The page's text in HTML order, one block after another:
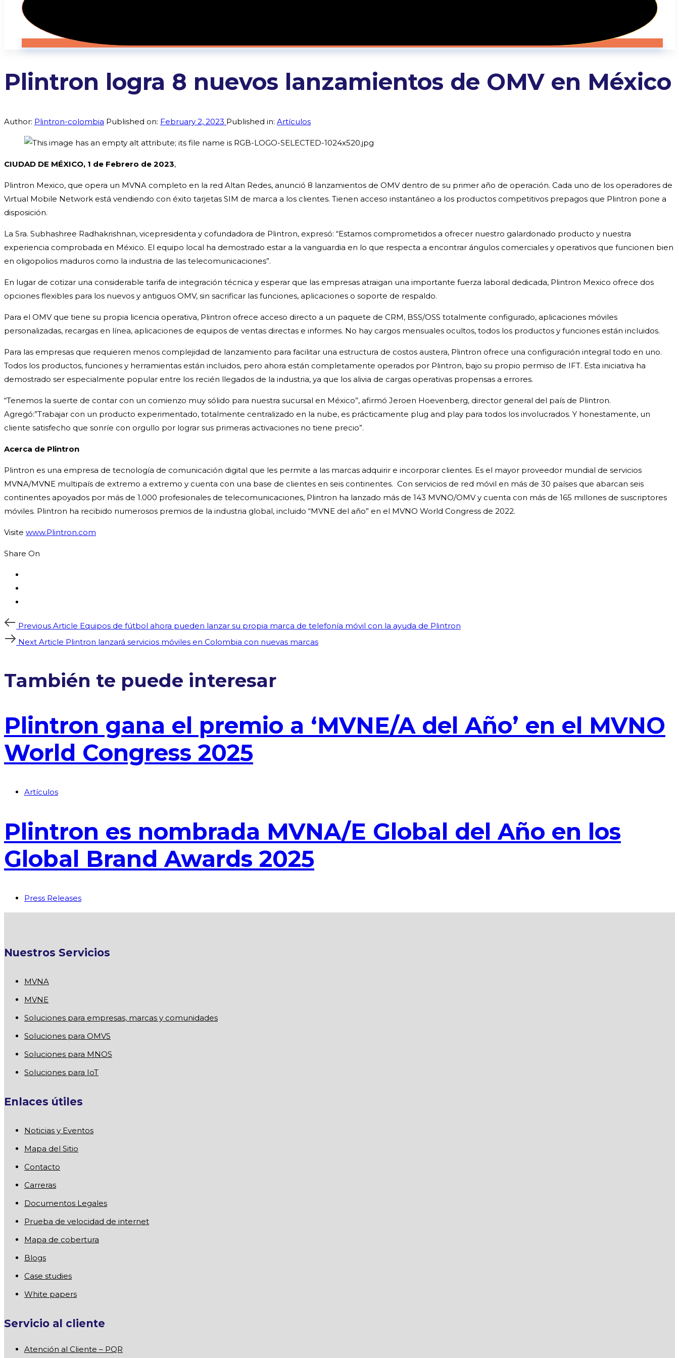
Plintron logra 8 nuevos lanzamientos de OMV en México
Author: Plintron-colombia Published on: February 2, 2023 Published in: Artículos
CIUDAD DE MÉXICO, 1 de Febrero de 2023,
Plintron Mexico, que opera un MVNA completo en la red Altan Redes, anunció 8 lanzamientos de OMV dentro de su primer año de operación. Cada uno de los operadores de
Virtual Mobile Network está vendiendo con éxito tarjetas SIM de marca a los clientes. Tienen acceso instantáneo a los productos competitivos prepagos que Plintron pone a
disposición.
La Sra. Subhashree Radhakrishnan, vicepresidenta y cofundadora de Plintron, expresó: “Estamos comprometidos a ofrecer nuestro galardonado producto y nuestra
experiencia comprobada en México. El equipo local ha demostrado estar a la vanguardia en lo que respecta a encontrar ángulos comerciales y operativos que funcionen bien
en oligopolios maduros como la industria de las telecomunicaciones”.
En lugar de cotizar una considerable tarifa de integración técnica y esperar que las empresas atraigan una importante fuerza laboral dedicada, Plintron Mexico ofrece dos
opciones flexibles para los nuevos y antiguos OMV, sin sacrificar las funciones, aplicaciones o soporte de respaldo.
Para el OMV que tiene su propia licencia operativa, Plintron ofrece acceso directo a un paquete de CRM, BSS/OSS totalmente configurado, aplicaciones móviles
personalizadas, recargas en línea, aplicaciones de equipos de ventas directas e informes. No hay cargos mensuales ocultos, todos los productos y funciones están incluidos.
Para las empresas que requieren menos complejidad de lanzamiento para facilitar una estructura de costos austera, Plintron ofrece una configuración integral todo en uno.
Todos los productos, funciones y herramientas están incluidos, pero ahora están completamente operados por Plintron, bajo su propio permiso de IFT. Esta iniciativa ha
demostrado ser especialmente popular entre los recién llegados de la industria, ya que los alivia de cargas operativas propensas a errores.
“Tenemos la suerte de contar con un comienzo muy sólido para nuestra sucursal en México”, afirmó Jeroen Hoevenberg, director general del país de Plintron.
Agregó:”Trabajar con un producto experimentado, totalmente centralizado en la nube, es prácticamente plug and play para todos los involucrados. Y honestamente, un
cliente satisfecho que sonríe con orgullo por lograr sus primeras activaciones no tiene precio”.
Acerca de Plintron
Plintron es una empresa de tecnología de comunicación digital que les permite a las marcas adquirir e incorporar clientes. Es el mayor proveedor mundial de servicios
MVNA/MVNE multipaís de extremo a extremo y cuenta con una base de clientes en seis continentes. Con servicios de red móvil en más de 30 países que abarcan seis
continentes apoyados por más de 1.000 profesionales de telecomunicaciones, Plintron ha lanzado más de 143 MVNO/OMV y cuenta con más de 165 millones de suscriptores
móviles. Plintron ha recibido numerosos premios de la industria global, incluido “MVNE del año” en el MVNO World Congress de 2022.
Visite www.Plintron.com
Share On
Post
Previous
Previous Article Equipos de fútbol ahora pueden lanzar su propia marca de telefonía móvil con la ayuda de Plintron
Next
Next Article Plintron lanzará servicios móviles en Colombia con nuevas marcas
También te puede interesar
Plintron gana el premio a ‘MVNE/A del Año’ en el MVNO
World Congress 2025
Artículos
Plintron es nombrada MVNA/E Global del Año en los
Global Brand Awards 2025
Press Releases
Nuestros Servicios
MVNA
MVNE
Soluciones para empresas, marcas y comunidades
Soluciones para OMVS
Soluciones para MNOS
Soluciones para IoT
Enlaces útiles
Noticias y Eventos
Mapa del Sitio
Contacto
Carreras
Documentos Legales
Prueba de velocidad de internet
Mapa de cobertura
Blogs
Case studies
White papers
Servicio al cliente
Atención al Cliente – PQR